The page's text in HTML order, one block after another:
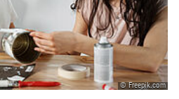
© Freepik.com